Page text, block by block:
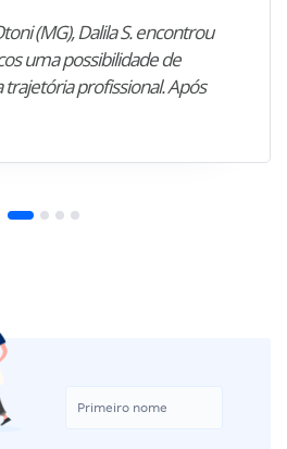
(MG), Dalila S. encontrou
uma possibilidade de
profissional. Após